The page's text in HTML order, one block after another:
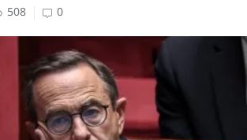
508 0